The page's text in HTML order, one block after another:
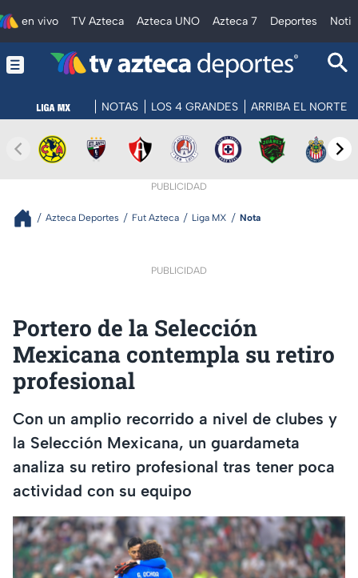
en vivo TV Azteca Azteca UNO Azteca 7 Deportes
NOTAS LOS 4 GRANDES ARRIBA EL NORTE
PUBLICIDAD
Azteca Deportes Fut Azteca Liga MX Nota
PUBLICIDAD
Portero de la Selección
Mexicana contempla su retiro
profesional
Con un amplio recorrido a nivel de clubes y
la Selección Mexicana, un guardameta
analiza su retiro profesional tras tener poca
actividad con su equipo